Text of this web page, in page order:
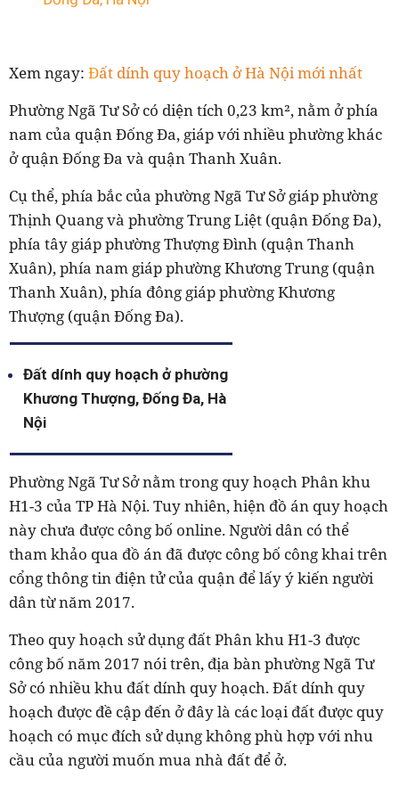
Xem ngay: Đất dính quy hoạch ở Hà Nội mới nhất
Phường Ngã Tư Sở có diện tích 0,23 km², nằm ở phía
nam của quận Đống Đa, giáp với nhiều phường khác
ở quận Đống Đa và quận Thanh Xuân.
Cụ thể, phía bắc của phường Ngã Tư Sở giáp phường
Thịnh Quang và phường Trung Liệt (quận Đống Đa),
phía tây giáp phường Thượng Đình (quận Thanh
Xuân), phía nam giáp phường Khương Trung (quận
Thanh Xuân), phía đông giáp phường Khương
Thượng (quận Đống Đa).
Đất dính quy hoạch ở phường
Khương Thượng, Đống Đa, Hà
Nội
Phường Ngã Tư Sở nằm trong quy hoạch Phân khu
H1-3 của TP Hà Nội. Tuy nhiên, hiện đồ án quy hoạch
này chưa được công bố online. Người dân có thể
tham khảo qua đồ án đã được công bố công khai trên
cổng thông tin điện tử của quận để lấy ý kiến người
dân từ năm 2017.
Theo quy hoạch sử dụng đất Phân khu H1-3 được
công bố năm 2017 nói trên, địa bàn phường Ngã Tư
Sở có nhiều khu đất dính quy hoạch. Đất dính quy
hoạch được đề cập đến ở đây là các loại đất được quy
hoạch có mục đích sử dụng không phù hợp với nhu
cầu của người muốn mua nhà đất để ở.